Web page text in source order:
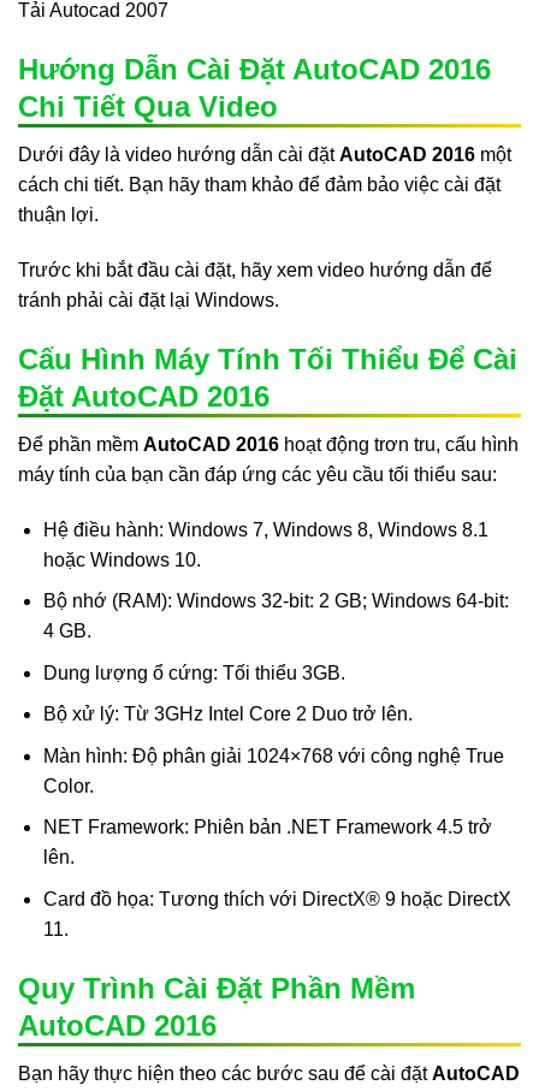
Tải Autocad 2007
Hướng Dẫn Cài Đặt AutoCAD 2016
Chi Tiết Qua Video
Dưới đây là video hướng dẫn cài đặtAutoCAD 2016 một
cách chi tiết. Bạn hãy tham khảo để đảm bảo việc cài đặt
thuận lợi.
Trước khi bắt đầu cài đặt, hãy xem video hướng dẫn để
tránh phải cài đặt lại Windows.
Cấu Hình Máy Tính Tối Thiểu Để Cài
Đặt AutoCAD 2016
Để phần mềm AutoCAD 2016 hoạt động trơn tru, cấu hình
máy tính của bạn cần đáp ứng các yêu cầu tối thiểu sau:
Hệ điều hành: Windows 7, Windows 8, Windows 8.1
hoặc Windows 10.
Bộ nhớ (RAM): Windows 32-bit: 2 GB; Windows 64-bit:
4 GB.
Dung lượng ổ cứng: Tối thiểu 3GB.
Bộ xử lý: Từ 3GHz Intel Core 2 Duo trở lên.
Màn hình: Độ phân giải 1024×768 với công nghệ True
Color.
NET Framework: Phiên bản .NET Framework 4.5 trở
lên.
Card đồ họa: Tương thích với DirectX® 9 hoặc DirectX
11.
Quy Trình Cài Đặt Phần Mềm
AutoCAD 2016
Bạn hãy thực hiện theo các bước sau để cài đặtAutoCAD